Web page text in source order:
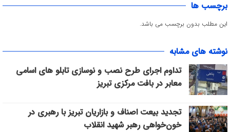
برچسب ها
این مطلب بدون برچسب می باشد.
نوشته های مشابه
تداوم اجرای طرح نصب و نوسازی تابلو های اسامی
معابر در بافت مرکزی تبریز
تجدید بیعت اصناف و بازاریان تبریز با رهبری در
خون‌خواهی رهبر شهید انقلاب